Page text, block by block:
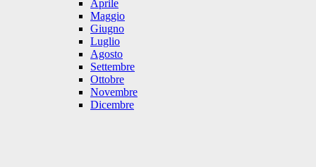
Aprile
Maggio
Giugno
Luglio
Agosto
Settembre
Ottobre
Novembre
Dicembre